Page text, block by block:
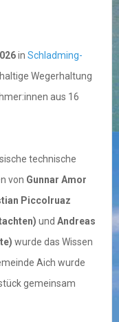
in Schladming-
Wegerhaltung
aus 16
technische
von Gunnar Amor
Piccolruaz
und Andreas
wurde das Wissen
Aich wurde
gemeinsam